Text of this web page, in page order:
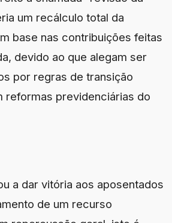
um recálculo total da
base nas contribuições feitas
devido ao que alegam ser
por regras de transição
reformas previdenciárias do
a dar vitória aos aposentados
de um recurso